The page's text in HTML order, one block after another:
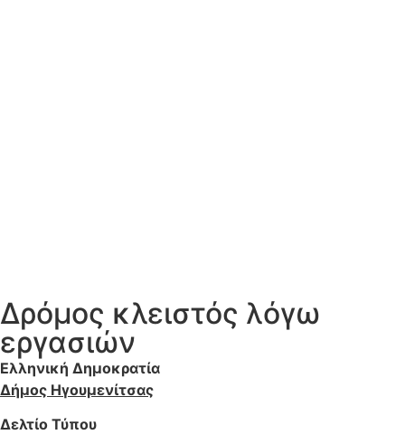
Δρόμος κλειστός λόγω
εργασιών
Ελληνική Δημοκρατία
Δήμος Ηγουμενίτσας
Δελτίο Τύπου